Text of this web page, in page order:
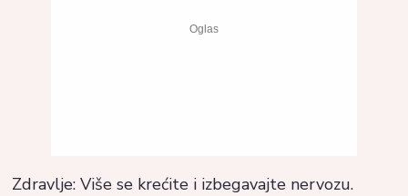
Zdravlje: Više se krećite i izbegavajte nervozu.